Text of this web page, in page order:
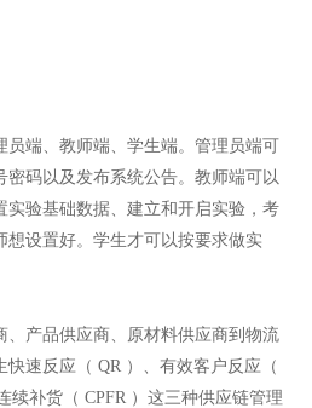
员端、教师端、学生端。管理员端可
密码以及发布系统公告。教师端可以
实验基础数据、建立和开启实验，考
设置好。学生才可以按要求做实
、产品供应商、原材料供应商到物流
速反应（ QR ）、有效客户反应（
续补货（ CPFR ）这三种供应链管理